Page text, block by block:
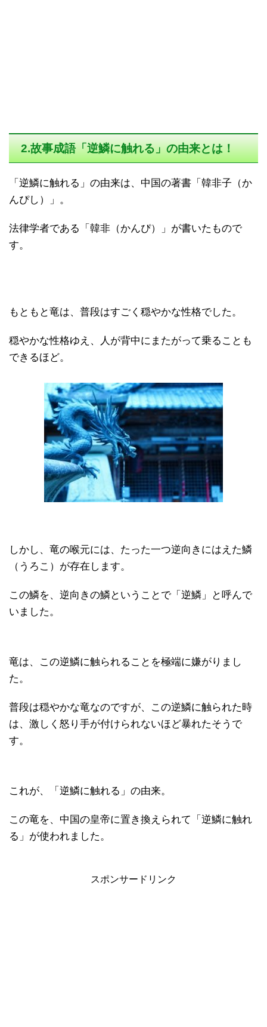
2.故事成語「逆鱗に触れる」の由来とは！
「逆鱗に触れる」の由来は、中国の著書「韓非子（か
んぴし）」。
法律学者である「韓非（かんぴ）」が書いたもので
す。
もともと竜は、普段はすごく穏やかな性格でした。
穏やかな性格ゆえ、人が背中にまたがって乗ることも
できるほど。
しかし、竜の喉元には、たった一つ逆向きにはえた鱗
（うろこ）が存在します。
この鱗を、逆向きの鱗ということで「逆鱗」と呼んで
いました。
竜は、この逆鱗に触られることを極端に嫌がりまし
た。
普段は穏やかな竜なのですが、この逆鱗に触られた時
は、激しく怒り手が付けられないほど暴れたそうで
す。
これが、「逆鱗に触れる」の由来。
この竜を、中国の皇帝に置き換えられて「逆鱗に触れ
る」が使われました。
スポンサードリンク